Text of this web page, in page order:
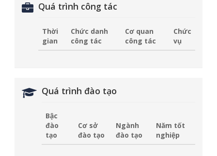
Quá trình công tác
Thời
gian
Chức danh
công tác
Cơ quan
công tác
Chức
vụ
Quá trình đào tạo
Bậc
đào
tạo
Cơ sở
đào tạo
Ngành
đào tạo
Năm tốt
nghiệp